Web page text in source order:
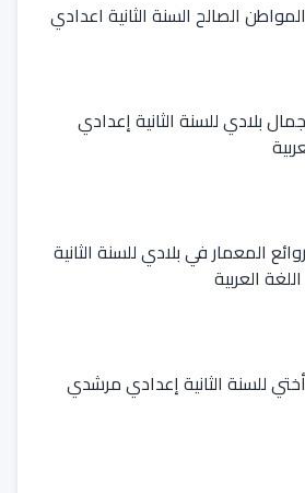
الصالح السنة الثانية اعدادي
بلادي للسنة الثانية إعدادي
المعمار في بلادي للسنة الثانية
العربية
للسنة الثانية إعدادي مرشدي